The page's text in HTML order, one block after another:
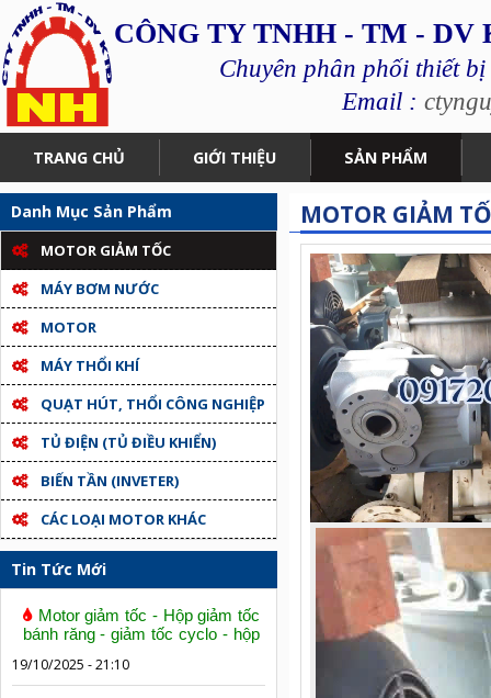
CÔNG TY TNHH - TM -
Chuyên phân phối thiết
Email :
TRANG CHỦ GIỚI THIỆU SẢN PHẨM
Danh Mục Sản Phẩm
MOTOR GIẢM TỐC
MÁY BƠM NƯỚC
MOTOR
MÁY THỔI KHÍ
QUẠT HÚT, THỔI CÔNG NGHIỆP
TỦ ĐIỆN (TỦ ĐIỀU KHIỂN)
BIẾN TẦN (INVETER)
CÁC LOẠI MOTOR KHÁC
Tin Tức Mới
Motor giảm tốc - Hộp giảm tốc
bánh răng - giảm tốc cyclo - hộp
19/10/2025 - 21:10
MOTOR GIẢM